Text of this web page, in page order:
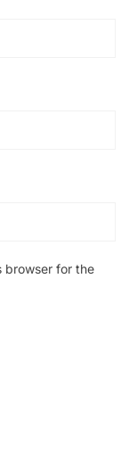
browser for the